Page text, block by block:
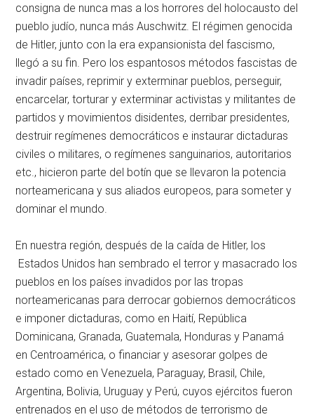
consigna de nunca mas a los horrores del holocausto del
pueblo judío, nunca más Auschwitz. El régimen genocida
de Hitler, junto con la era expansionista del fascismo,
llegó a su fin. Pero los espantosos métodos fascistas de
invadir países, reprimir y exterminar pueblos, perseguir,
encarcelar, torturar y exterminar activistas y militantes de
partidos y movimientos disidentes, derribar presidentes,
destruir regímenes democráticos e instaurar dictaduras
civiles o militares, o regímenes sanguinarios, autoritarios
etc., hicieron parte del botín que se llevaron la potencia
norteamericana y sus aliados europeos, para someter y
dominar el mundo.
En nuestra región, después de la caída de Hitler, los
Estados Unidos han sembrado el terror y masacrado los
pueblos en los países invadidos por las tropas
norteamericanas para derrocar gobiernos democráticos
e imponer dictaduras, como en Haití, República
Dominicana, Granada, Guatemala, Honduras y Panamá
en Centroamérica, o financiar y asesorar golpes de
estado como en Venezuela, Paraguay, Brasil, Chile,
Argentina, Bolivia, Uruguay y Perú, cuyos ejércitos fueron
entrenados en el uso de métodos de terrorismo de